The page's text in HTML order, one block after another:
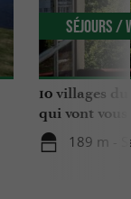
10 villages
qui vont vous
189 m -
Séjours /